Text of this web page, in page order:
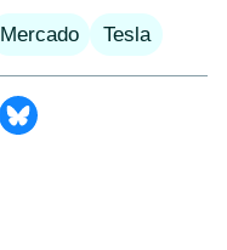
Mercado Tesla